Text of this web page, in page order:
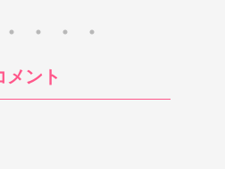
メント